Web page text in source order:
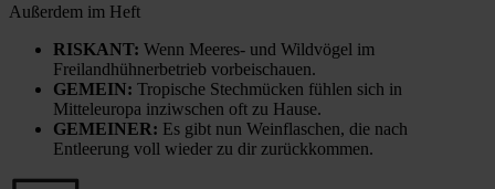
Außerdem im Heft
RISKANT: Wenn Meeres- und Wildvögel im
Freilandhühnerbetrieb vorbeischauen.
GEMEIN: Tropische Stechmücken fühlen sich in
Mitteleuropa inziwschen oft zu Hause.
GEMEINER: Es gibt nun Weinflaschen, die nach
Entleerung voll wieder zu dir zurückkommen.